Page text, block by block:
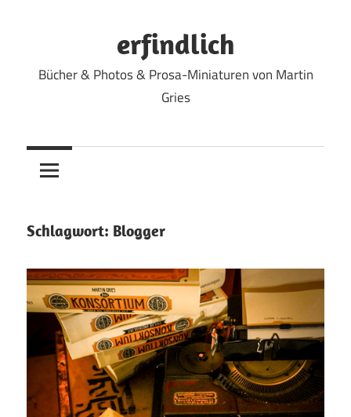
erfindlich
Bücher & Photos & Prosa-Miniaturen von Martin
Gries
Schlagwort: Blogger